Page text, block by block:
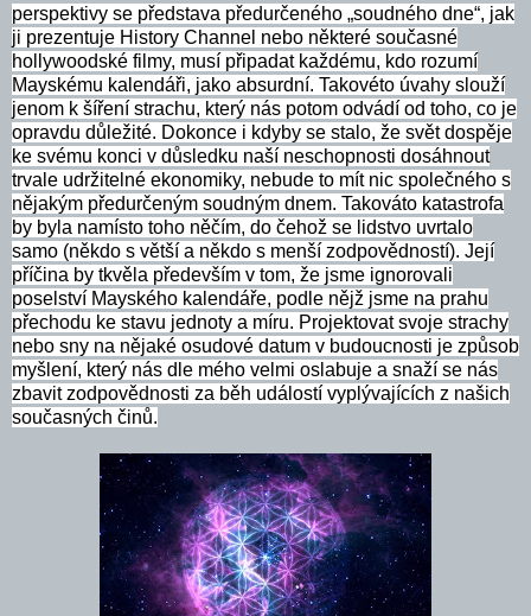
perspektivy se představa předurčeného „soudného dne“, jak
ji prezentuje History Channel nebo některé současné
hollywoodské filmy, musí připadat každému, kdo rozumí
Mayskému kalendáři, jako absurdní. Takovéto úvahy slouží
jenom k šíření strachu, který nás potom odvádí od toho, co je
opravdu důležité. Dokonce i kdyby se stalo, že svět dospěje
ke svému konci v důsledku naší neschopnosti dosáhnout
trvale udržitelné ekonomiky, nebude to mít nic společného s
nějakým předurčeným soudným dnem. Takováto katastrofa
by byla namísto toho něčím, do čehož se lidstvo uvrtalo
samo (někdo s větší a někdo s menší zodpovědností). Její
příčina by tkvěla především v tom, že jsme ignorovali
poselství Mayského kalendáře, podle nějž jsme na prahu
přechodu ke stavu jednoty a míru. Projektovat svoje strachy
nebo sny na nějaké osudové datum v budoucnosti je způsob
myšlení, který nás dle mého velmi oslabuje a snaží se nás
zbavit zodpovědnosti za běh událostí vyplývajících z našich
současných činů.